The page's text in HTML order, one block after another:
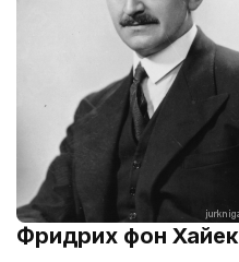
Фридрих фон Хайек